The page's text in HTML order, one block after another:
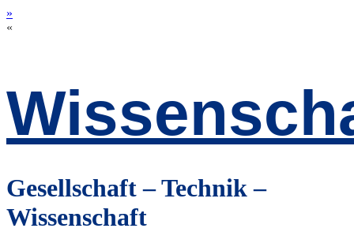
»
«
Gesellschaft – Technik –
Wissenschaft